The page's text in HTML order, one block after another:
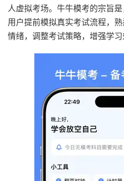
人虚拟考场。牛牛模考的宗旨
用户提前模拟真实考试流程，
情绪，调整考试策略，增强学习